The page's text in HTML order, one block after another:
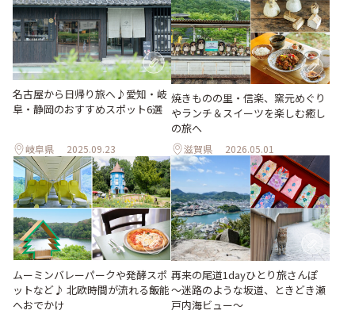
名古屋から日帰り旅へ♪愛知・岐
阜・静岡のおすすめスポット6選
岐阜県 2025.09.23
焼きものの里・信楽、窯元めぐり
やランチ＆スイーツを楽しむ癒し
の旅へ
滋賀県 2026.05.01
ムーミンバレーパークや発酵スポ
ットなど♪ 北欧時間が流れる飯能
へおでかけ
再来の尾道1dayひとり旅さんぽ
～迷路のような坂道、ときどき瀬
戸内海ビュー～